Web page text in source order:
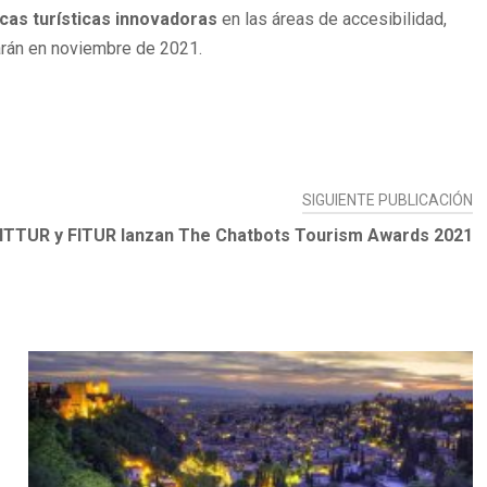
turísticas innovadoras en las áreas de accesibilidad,
en noviembre de 2021.
SIGUIENTE PUBLICACIÓN
y FITUR lanzan The Chatbots Tourism Awards 2021